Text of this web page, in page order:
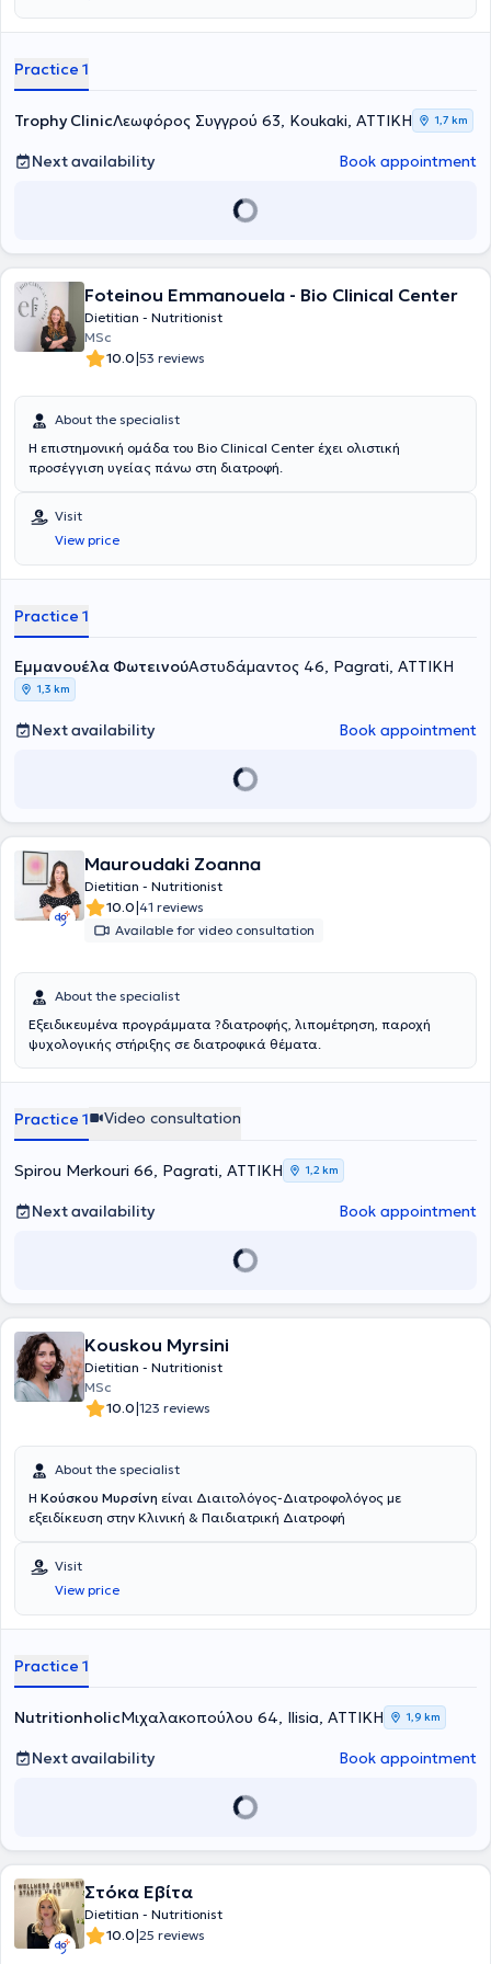
Practice 1
Trophy ClinicΛεωφόρος Συγγρού 63, Koukaki, ΑΤΤΙΚΗ 1,7 km
Next availability Book appointment
Foteinou Emmanouela - Bio Clinical Center
Dietitian - Nutritionist
MSc
10.0|53 reviews
About the specialist
Η επιστημονική ομάδα του Bio Clinical Center έχει ολιστική
προσέγγιση υγείας πάνω στη διατροφή.
Visit
View price
Practice 1
Εμμανουέλα ΦωτεινούΑστυδάμαντος 46, Pagrati, ΑΤΤΙΚΗ
1,3 km
Next availability Book appointment
Mauroudaki Zoanna
Dietitian - Nutritionist
10.0|41 reviews
Available for video consultation
About the specialist
Εξειδικευμένα προγράμματα ?διατροφής, λιπομέτρηση, παροχή
ψυχολογικής στήριξης σε διατροφικά θέματα.
Practice 1 Video consultation
Spirou Merkouri 66, Pagrati, ΑΤΤΙΚΗ 1,2 km
Next availability Book appointment
Kouskou Myrsini
Dietitian - Nutritionist
MSc
10.0|123 reviews
About the specialist
Η Κούσκου Μυρσίνη είναι Διαιτολόγος-Διατροφολόγος με
εξειδίκευση στην Κλινική & Παιδιατρική Διατροφή
Visit
View price
Practice 1
NutritionholicΜιχαλακοπούλου 64, Ilisia, ΑΤΤΙΚΗ 1,9 km
Next availability Book appointment
Στόκα Εβίτα
Dietitian - Nutritionist
10.0|25 reviews